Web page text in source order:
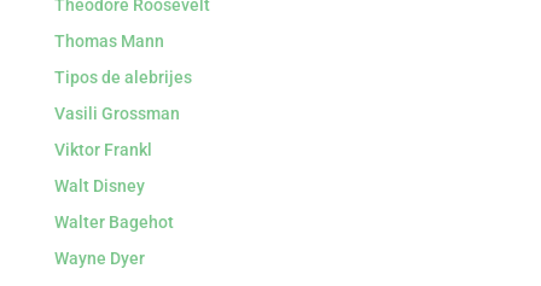
Theodore Roosevelt
Thomas Mann
Tipos de alebrijes
Vasili Grossman
Viktor Frankl
Walt Disney
Walter Bagehot
Wayne Dyer